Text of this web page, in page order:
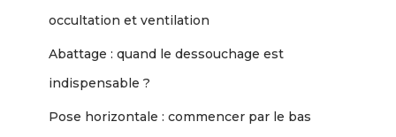
occultation et ventilation
Abattage : quand le dessouchage est
indispensable ?
Pose horizontale : commencer par le bas